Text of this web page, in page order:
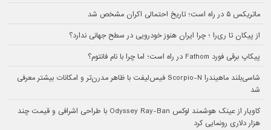
ماتریکس ۵ در راه است؛ تاریخ احتمالی اکران مشخص شد
از پیکان تا ری‌را ؛ چرا ایران هنوز خودرویی در سطح جهانی ندارد؟
پیکاپ برقی فورد Fathom در راه است؛ اما چرا با نام فانتوم؟
شاسی‌بلند ماهیندرا Scorpio-N فیس‌لیفت با ظاهر مدرن‌تر و امکانات بیشتر معرفی
شد
کاویار از عینک هوشمند لوکس Odyssey Ray-Ban با طراحی اشرافی و قیمت چند
هزار دلاری رونمایی کرد